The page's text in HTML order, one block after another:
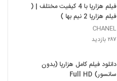
فیلم هزارپا با 4 کیفیت مختلف | (
فیلم هزارپا 2 نیم بها )
CHANEL
۲۸۷ بازدید
دانلود فیلم کامل هزارپا (بدون
سانسور) Full HD